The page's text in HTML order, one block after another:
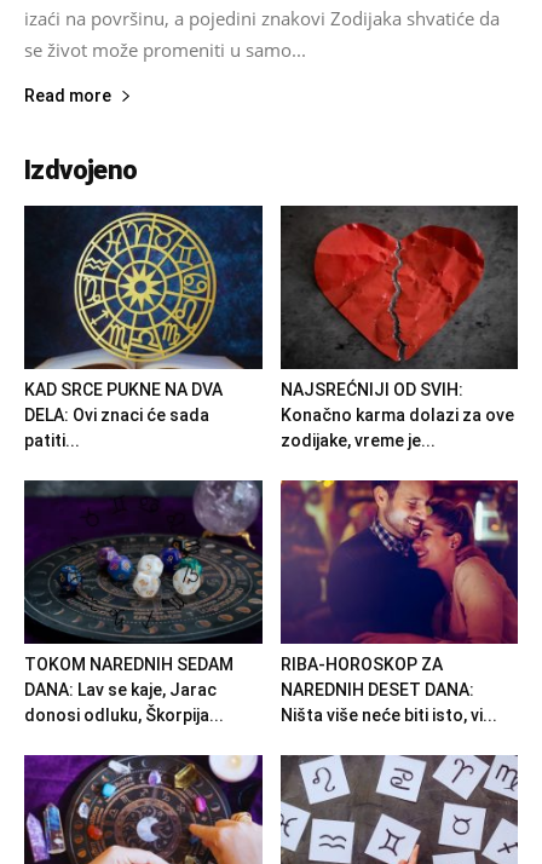
izaći na površinu, a pojedini znakovi Zodijaka shvatiće da
se život može promeniti u samo...
Read more
Izdvojeno
KAD SRCE PUKNE NA DVA
DELA: Ovi znaci će sada
patiti...
NAJSREĆNIJI OD SVIH:
Konačno karma dolazi za ove
zodijake, vreme je...
TOKOM NAREDNIH SEDAM
DANA: Lav se kaje, Jarac
donosi odluku, Škorpija...
RIBA-HOROSKOP ZA
NAREDNIH DESET DANA:
Ništa više neće biti isto, vi...